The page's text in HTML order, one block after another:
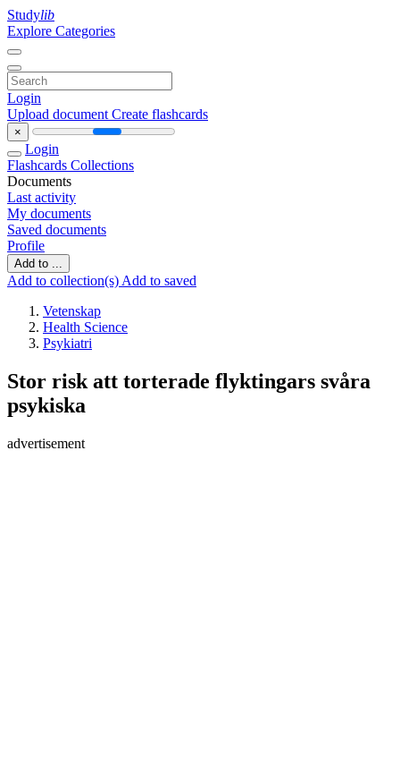
Studylib
Explore Categories
Login
Upload document Create flashcards
×
Login
Flashcards Collections
Documents
Last activity
My documents
Saved documents
Profile
Add to ...
Add to collection(s) Add to saved
Vetenskap
Health Science
Psykiatri
Stor risk att torterade flyktingars svåra
psykiska
advertisement